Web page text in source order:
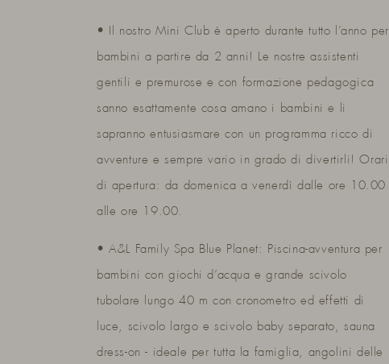
• Il nostro Mini Club è aperto durante tutto l’anno per
bambini a partire da 2 anni! Le nostre assistenti
gentili e premurose e con formazione pedagogica
sanno esattamente cosa amano i bambini e li
sapranno entusiasmare con un programma ricco di
avventure e sempre vario in grado di divertirli! Orari
di apertura: da domenica a venerdì dalle ore 10.00
alle ore 19.00.
• A&L Family Spa Blue Planet: Piscina-avventura per
bambini con giochi d’acqua e grande scivolo
tubolare lungo 40 m con cronometro ed effetti di
luce, scivolo largo e scivolo baby separato, sauna
dress-on - ideale per tutta la famiglia, angolini delle